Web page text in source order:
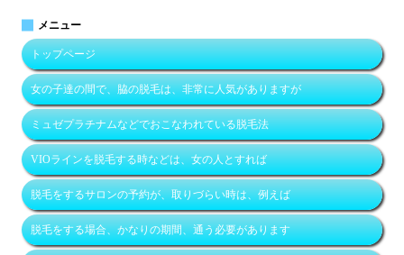
メニュー
トップページ
女の子達の間で、脇の脱毛は、非常に人気がありますが
ミュゼプラチナムなどでおこなわれている脱毛法
VIOラインを脱毛する時などは、女の人とすれば
脱毛をするサロンの予約が、取りづらい時は、例えば
脱毛をする場合、かなりの期間、通う必要があります